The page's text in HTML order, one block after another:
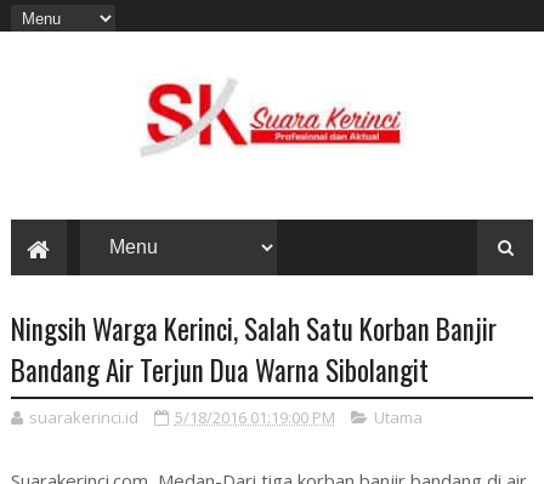
Ningsih Warga Kerinci, Salah Satu Korban Banjir
Bandang Air Terjun Dua Warna Sibolangit
suarakerinci.id 5/18/2016 01:19:00 PM Utama